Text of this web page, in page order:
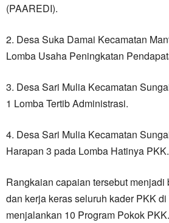
(PAAREDI).
2. Desa Suka Damai Kecamatan
Lomba Usaha Peningkatan
3. Desa Sari Mulia Kecamatan
1 Lomba Tertib Administrasi.
4. Desa Sari Mulia Kecamatan
Harapan 3 pada Lomba Hatinya PKK.
Rangkaian capaian tersebut menjadi
dan kerja keras seluruh kader PKK
menjalankan 10 Program Pokok PKK.